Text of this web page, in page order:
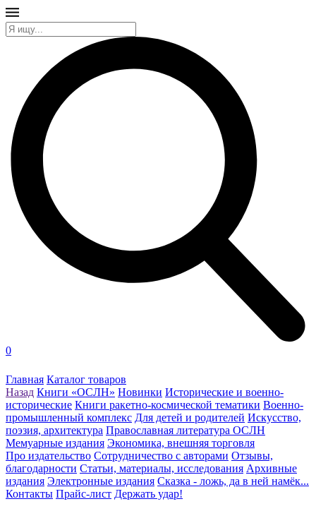
0
Главная Каталог товаров
Назад Книги «ОСЛН» Новинки Исторические и военно-
исторические Книги ракетно-космической тематики Военно-
промышленный комплекс Для детей и родителей Искусство,
поэзия, архитектура Православная литература ОСЛН
Мемуарные издания Экономика, внешняя торговля
Про издательство Сотрудничество с авторами Отзывы,
благодарности Статьи, материалы, исследования Архивные
издания Электронные издания Сказка - ложь, да в ней намёк...
Контакты Прайс-лист Держать удар!